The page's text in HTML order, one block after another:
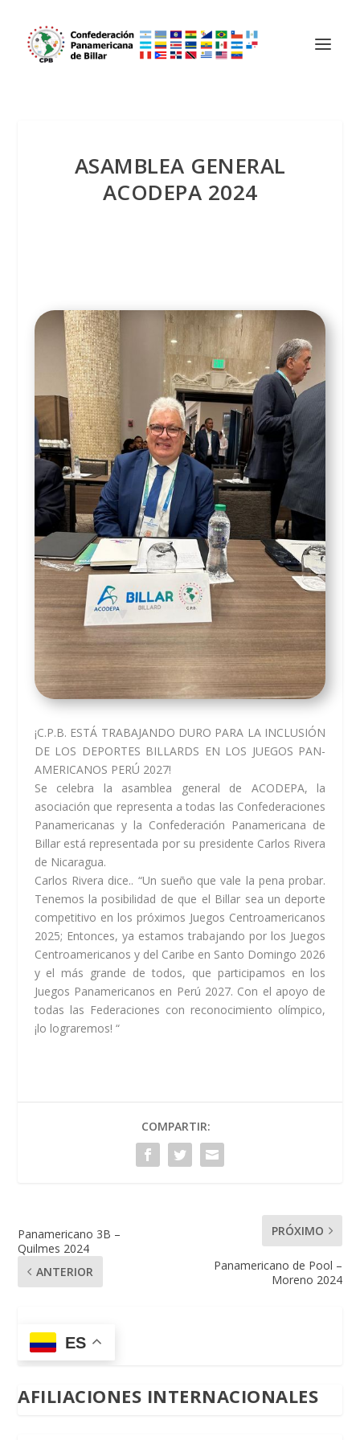
ASAMBLEA GENERAL
ACODEPA 2024
¡C.P.B. ESTÁ TRABAJANDO DURO PARA LA INCLUSIÓN
DE LOS DEPORTES BILLARDS EN LOS JUEGOS PAN-
AMERICANOS PERÚ 2027!
Se celebra la asamblea general de ACODEPA, la
asociación que representa a todas las Confederaciones
Panamericanas y la Confederación Panamericana de
Billar está representada por su presidente Carlos Rivera
de Nicaragua.
Carlos Rivera dice.. “Un sueño que vale la pena probar.
Tenemos la posibilidad de que el Billar sea un deporte
competitivo en los próximos Juegos Centroamericanos
2025; Entonces, ya estamos trabajando por los Juegos
Centroamericanos y del Caribe en Santo Domingo 2026
y el más grande de todos, que participamos en los
Juegos Panamericanos en Perú 2027. Con el apoyo de
todas las Federaciones con reconocimiento olímpico,
¡lo lograremos! “
COMPARTIR:
Panamericano 3B –
Quilmes 2024
ANTERIOR
PRÓXIMO
Panamericano de Pool –
Moreno 2024
ES
AFILIACIONES INTERNACIONALES